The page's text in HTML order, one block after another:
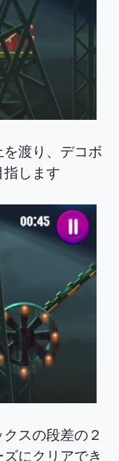
渡り、デコボ
します
スの段差の２
にクリアでき